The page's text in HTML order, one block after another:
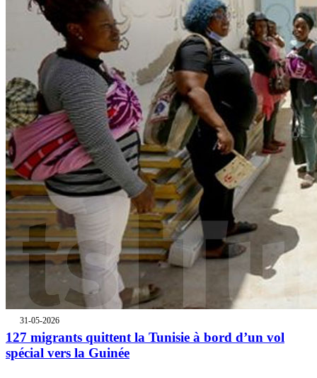
31-05-2026
127 migrants quittent la Tunisie à bord d’un vol
spécial vers la Guinée